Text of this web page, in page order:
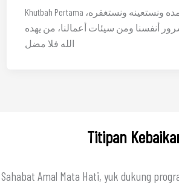
Khutbah Pertama الحمد لله نحمده ونستعينه ونستغفره،
أنفسنا ومن سيئات أعمالنا، من يهده
الله فلا مضل
Titipan
Sahabat Amal Mata Hati, yuk dukung